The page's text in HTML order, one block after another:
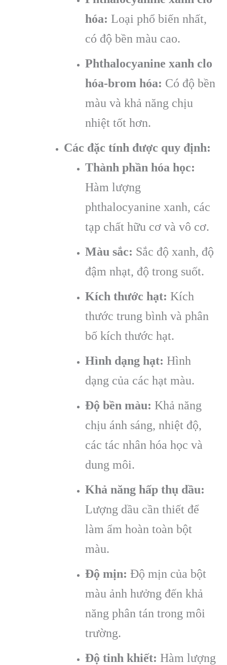
hóa: Loại phổ biến nhất,
có độ bền màu cao.
Phthalocyanine xanh clo
hóa-brom hóa: Có độ bền
màu và khả năng chịu
nhiệt tốt hơn.
Các đặc tính được quy định:
Thành phần hóa học:
Hàm lượng
phthalocyanine xanh, các
tạp chất hữu cơ và vô cơ.
Màu sắc: Sắc độ xanh, độ
đậm nhạt, độ trong suốt.
Kích thước hạt: Kích
thước trung bình và phân
bố kích thước hạt.
Hình dạng hạt: Hình
dạng của các hạt màu.
Độ bền màu: Khả năng
chịu ánh sáng, nhiệt độ,
các tác nhân hóa học và
dung môi.
Khả năng hấp thụ dầu:
Lượng dầu cần thiết để
làm ẩm hoàn toàn bột
màu.
Độ mịn: Độ mịn của bột
màu ảnh hưởng đến khả
năng phân tán trong môi
trường.
Độ tinh khiết: Hàm lượng